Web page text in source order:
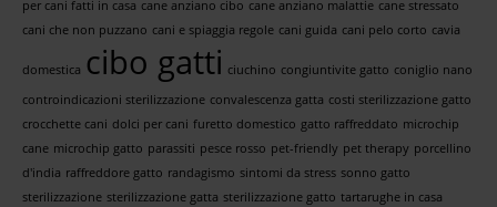
per cani fatti in casa cane anziano cibo cane anziano malattie cane stressato
cani che non puzzano cani e spiaggia regole cani guida cani pelo corto cavia
domestica cibo gatti ciuchino congiuntivite gatto coniglio nano
controindicazioni sterilizzazione convalescenza gatta costi sterilizzazione gatto
crocchette cani dolci per cani furetto domestico gatto raffreddato microchip
cane microchip gatto parassiti pesce rosso pet-friendly pet therapy porcellino
d'india raffreddore gatto randagismo sintomi da stress sonno gatto
sterilizzazione sterilizzazione gatta sterilizzazione gatto tartarughe in casa